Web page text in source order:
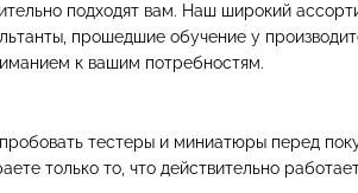
подходят вам. Наш широкий
прошедшие обучение у
к вашим потребностям.
тестеры и миниатюры перед
только то, что действительно